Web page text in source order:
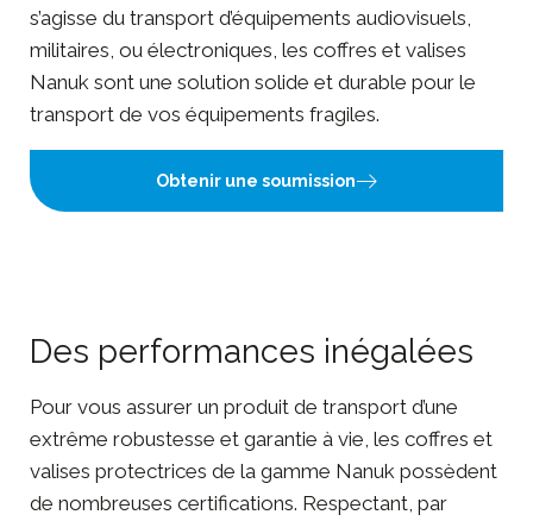
s’agisse du transport d’équipements audiovisuels,
militaires, ou électroniques, les coffres et valises
Nanuk sont une solution solide et durable pour le
transport de vos équipements fragiles.
Obtenir une soumission
Des performances inégalées
Pour vous assurer un produit de transport d’une
extrême robustesse et garantie à vie, les coffres et
valises protectrices de la gamme Nanuk possèdent
de nombreuses certifications. Respectant, par